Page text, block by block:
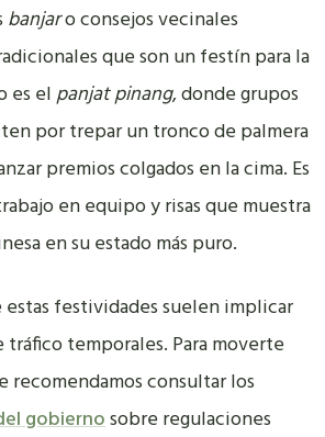
banjaro consejos vecinales
que son un festín para la
es elpanjat pinang, donde grupos
por trepar un tronco de palmera
premios colgados en la cima. Es
en equipo y risas que muestra
en su estado más puro.
festividades suelen implicar
temporales. Para moverte
consultar los
gobiernosobre regulaciones